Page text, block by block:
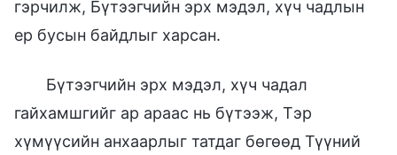
гэрчилж, Бүтээгчийн эрх мэдэл, хүч чадлын
ер бусын байдлыг харсан.
Бүтээгчийн эрх мэдэл, хүч чадал
гайхамшгийг ар араас нь бүтээж, Тэр
хүмүүсийн анхаарлыг татдаг бөгөөд Түүний